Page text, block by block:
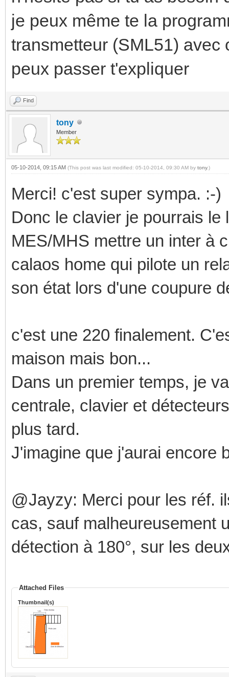
je peux même te la
transmetteur (SML51)
peux passer t'expliquer
Find
tony
Member
05-10-2014, 09:15 AM (This post was last modified: 05-10-2014, 09:30 AM by tony.)
Merci! c'est super sympa. :-)
Donc le clavier je pourrais
MES/MHS mettre un inter à
calaos home qui pilote un
son état lors d'une coupure
c'est une 220 finalement.
maison mais bon...
Dans un premier temps, je
centrale, clavier et
plus tard.
J'imagine que j'aurai encore
@Jayzy: Merci pour les réf.
cas, sauf malheureusement
détection à 180°, sur les
Attached Files
Thumbnail(s)